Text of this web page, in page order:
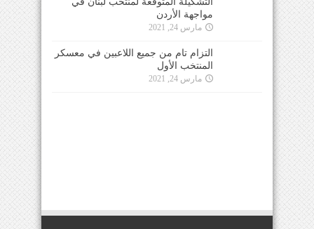
مواجهة الأردن
مارس 24, 2021
التزام تام من جميع اللاعبين في معسكر
المنتخب الأول
مارس 24, 2021